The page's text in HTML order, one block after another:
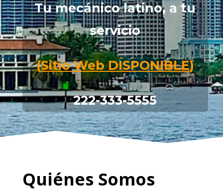
Tu mecánico latino, a tu
servicio
(Sitio Web DISPONIBLE)
222-333-5555
Quiénes Somos